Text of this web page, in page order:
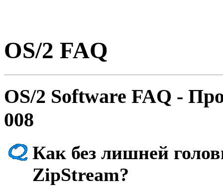
OS/2 FAQ
OS/2 Software FAQ -
008
Как без лишней
ZipStream?